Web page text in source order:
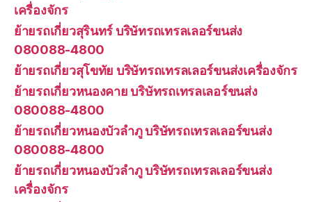
เครื่องจักร
ย้ายรถเกี่ยวสุรินทร์ บริษัทรถเทรลเลอร์ขนส่ง
080088-4800
ย้ายรถเกี่ยวสุโขทัย บริษัทรถเทรลเลอร์ขนส่งเครื่องจักร
ย้ายรถเกี่ยวหนองคาย บริษัทรถเทรลเลอร์ขนส่ง
080088-4800
ย้ายรถเกี่ยวหนองบัวลำภู บริษัทรถเทรลเลอร์ขนส่ง
080088-4800
ย้ายรถเกี่ยวหนองบัวลำภู บริษัทรถเทรลเลอร์ขนส่ง
เครื่องจักร